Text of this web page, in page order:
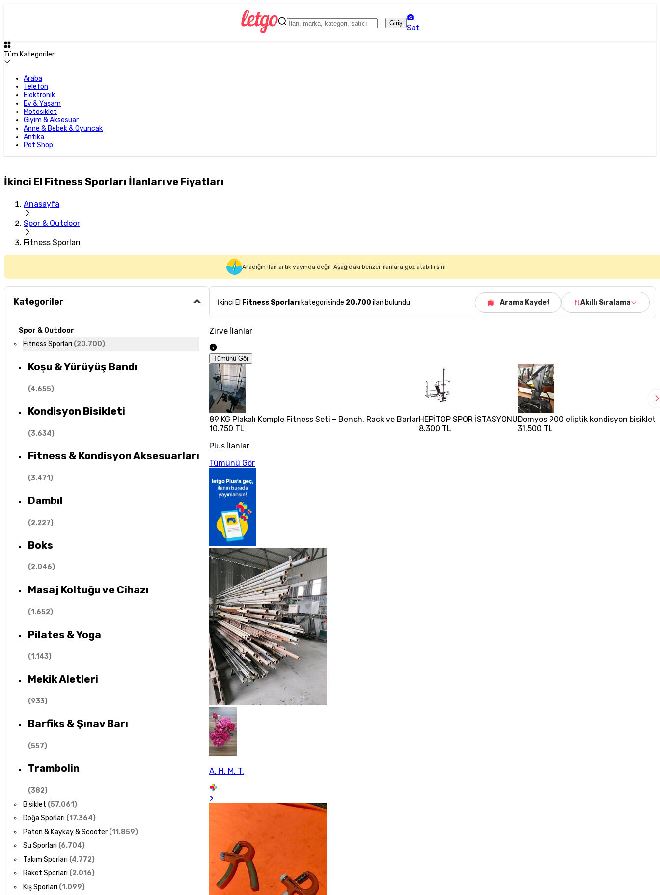
Giriş
Sat
Tüm Kategoriler
Araba
Telefon
Elektronik
Ev & Yaşam
Motosiklet
Giyim & Aksesuar
Anne & Bebek & Oyuncak
Antika
Pet Shop
İkinci El Fitness Sporları İlanları ve Fiyatları
Anasayfa
Spor & Outdoor
Fitness Sporları
Aradığın ilan artık yayında değil. Aşağıdaki benzer ilanlara göz atabilirsin!
Kategoriler
Spor & Outdoor
Fitness Sporları (20.700)
Koşu & Yürüyüş Bandı
(4.655)
Kondisyon Bisikleti
(3.634)
Fitness & Kondisyon Aksesuarları
(3.471)
Dambıl
(2.227)
Boks
(2.046)
Masaj Koltuğu ve Cihazı
(1.652)
Pilates & Yoga
(1.143)
Mekik Aletleri
(933)
Barfiks & Şınav Barı
(557)
Trambolin
(382)
Bisiklet (57.061)
Doğa Sporları (17.364)
Paten & Kaykay & Scooter (11.859)
Su Sporları (6.704)
Takım Sporları (4.772)
Raket Sporları (2.016)
Kış Sporları (1.099)
İkinci El Fitness Sporları kategorisinde 20.700 ilan bulundu Arama Kaydet Akıllı Sıralama
Zirve İlanlar
Tümünü Gör
89 KG Plakalı Komple Fitness Seti – Bench, Rack ve Barlar
10.750 TL
HEPİTOP SPOR İSTASYONU
8.300 TL
Domyos 900 eliptik kondisyon bisikleti
31.500 TL
Plus İlanlar
Tümünü Gör
A. H. M. T.